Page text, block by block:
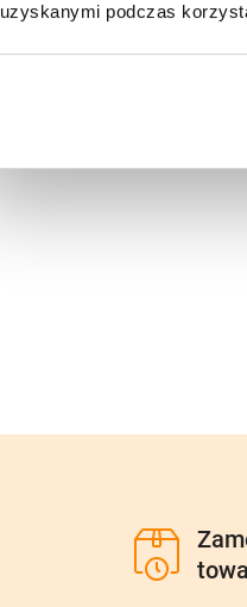
uzyskanymi podczas